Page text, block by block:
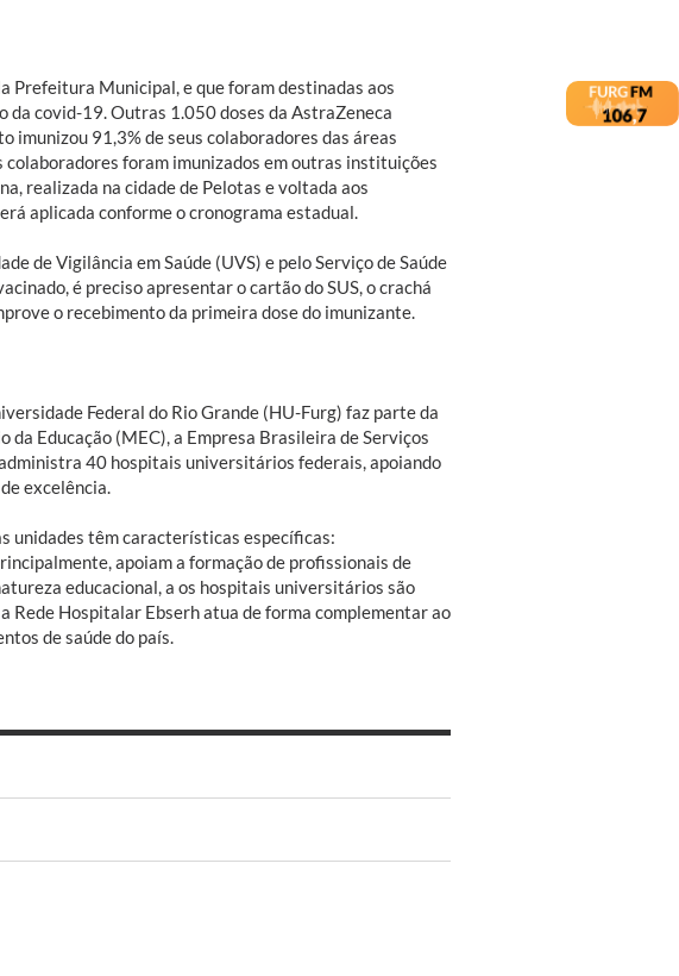
Prefeitura Municipal, e que foram destinadas aos
da covid-19. Outras 1.050 doses da AstraZeneca
imunizou 91,3% de seus colaboradores das áreas
foram imunizados em outras instituições
realizada na cidade de Pelotas e voltada aos
aplicada conforme o cronograma estadual.
de Vigilância em Saúde​ (UVS) e pelo Serviço de Saúde
é preciso apresentar o cartão do SUS, o crachá
o recebimento da primeira dose do imunizante.
Federal do Rio Grande (HU-Furg) faz parte da
Educação (MEC), a Empresa Brasileira de Serviços
40 hospitais universitários federais, apoiando
excelência.
unidades têm características específicas:
apoiam a formação de profissionais de
educacional, a os hospitais universitários são
Rede Hospitalar Ebserh atua de forma complementar ao
de saúde do país.